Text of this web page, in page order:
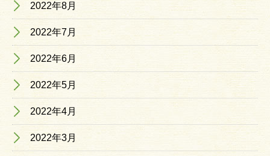
2022年8月
2022年7月
2022年6月
2022年5月
2022年4月
2022年3月